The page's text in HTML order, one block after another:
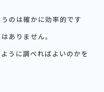
のは確かに効率的です
ありません。
うに調べればよいのかを